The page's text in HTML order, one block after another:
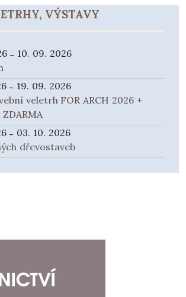
VÝSTAVY
- 10. 09. 2026
- 19. 09. 2026
veletrh FOR ARCH 2026 +
- 03. 10. 2026
dřevostaveb